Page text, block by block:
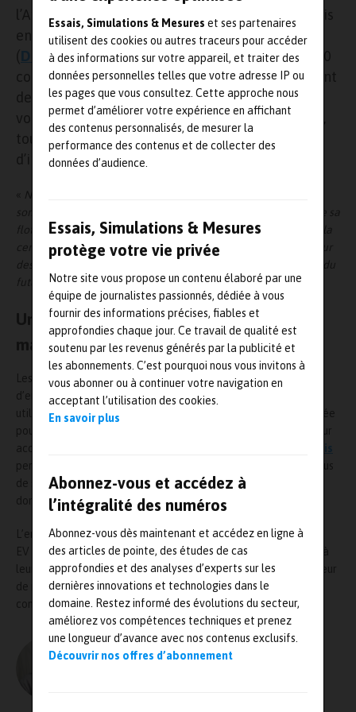
Essais, Simulations & Mesures et ses partenaires
utilisent des cookies ou autres traceurs pour accéder
à des informations sur votre appareil, et traiter des
données personnelles telles que votre adresse IP ou
les pages que vous consultez. Cette approche nous
permet d’améliorer votre expérience en affichant
des contenus personnalisés, de mesurer la
performance des contenus et de collecter des
données d’audience.
Essais, Simulations & Mesures
protège votre vie privée
Notre site vous propose un contenu élaboré par une
équipe de journalistes passionnés, dédiée à vous
fournir des informations précises, fiables et
approfondies chaque jour. Ce travail de qualité est
soutenu par les revenus générés par la publicité et
les abonnements. C’est pourquoi nous vous invitons à
vous abonner ou à continuer votre navigation en
acceptant l’utilisation des cookies.
En savoir plus
Abonnez-vous et accédez à
l’intégralité des numéros
Abonnez-vous dès maintenant et accédez en ligne à
des articles de pointe, des études de cas
approfondies et des analyses d’experts sur les
dernières innovations et technologies dans le
domaine. Restez informé des évolutions du secteur,
améliorez vos compétences techniques et prenez
une longueur d’avance avec nos contenus exclusifs.
Découvrir nos offres d’abonnement
l’Armement Arvind Badrinath, directeur des Essais
en vol de la Direction générale de l’armement
(DGA-EV) les clés du premier des quatre TBM 940
commandés en novembre 2020. Ces TBM 940 sont
destinés à remplacer les TBM 700 de DGA EV en
vol, mis en service en 1992 pour les plus anciens,
tout en remplissant de nouvelles missions
d’instruction et d’essais.
Nous remercions DGA-Essais en vol pour sa confiance. Nous
sommes fiers que nos avions participent à la modernisation de sa
flotte, répondant à son double rôle d’entité de référencepour la
certification des avions civils et militaires en Europe et d’acteur
des programmes dedéveloppement des systèmes de défense du
futur
,a commenté Nicolas Chabbert.
Une vente assortie d’un contrat de
maintenance en condition opérationnelle
Les TBM 940 livrés à DGA EV disposent notamment de points
d’emport sous chaque aile permettant l’installation de charges
utiles diverses jusqu’à 75 kg de chaque côté. La cabine aménagée
pour le transport de personnel est configurable rapidement pour
accueillir des installations spécifiques telles qu’une baie d’
essais
permettant de centraliser l’ensemble des paramètres avion issus
de ses équipements de radionavigation et différents capteurs,
dont une perche anémométrique.
L’ensemble de ses spécifications permettront à DGA
EV d’optimiser l’emploi de cette flotte de quatre avions grâce à
leur grande polyvalence et leur versatilité au service de son cœur
de métier. Le marché est assorti d’un contrat de maintien en
condition opérationnelle de la flotte, d’une durée de cinq ans.
L'AUTEUR